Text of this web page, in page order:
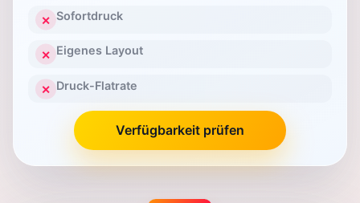
✕ Sofortdruck
✕ Eigenes Layout
✕ Druck-Flatrate
Verfügbarkeit prüfen